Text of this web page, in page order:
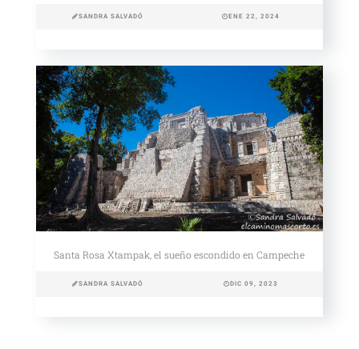
SANDRA SALVADÓ ENE 22, 2024
Santa Rosa Xtampak, el sueño escondido en Campeche
SANDRA SALVADÓ DIC 09, 2023